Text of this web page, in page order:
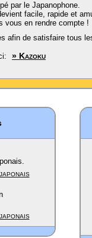
par le Japanophone.
facile, rapide et
vous en rendre compte !
afin de satisfaire tous
» Kazoku